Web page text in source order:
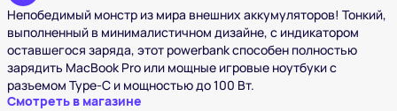
Непобедимый монстр из мира внешних аккумуляторов! Тонкий,
выполненный в минималистичном дизайне, с индикатором
оставшегося заряда, этот powerbank способен полностью
зарядить MacBook Pro или мощные игровые ноутбуки с
разъемом Type-С и мощностью до 100 Вт.
Смотреть в магазине